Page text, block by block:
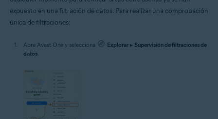
expuesto en una filtración de datos. Para realizar una comprobación
única de filtraciones:
Abre Avast One y selecciona Explorar ▸ Supervisión de filtraciones de
datos.